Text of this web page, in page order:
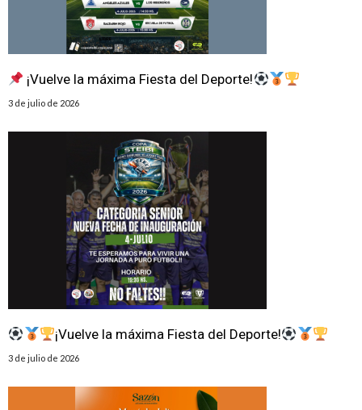
¡Vuelve la máxima Fiesta del Deporte!
3 de julio de 2026
¡Vuelve la máxima Fiesta del Deporte!
3 de julio de 2026